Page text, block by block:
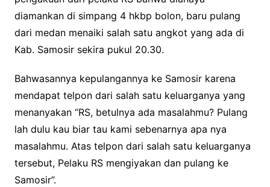
diamankan di simpang 4 hkbp bolon, baru pulang
dari medan menaiki salah satu angkot yang ada di
Kab. Samosir sekira pukul 20.30.
Bahwasannya kepulangannya ke Samosir karena
mendapat telpon dari salah satu keluarganya yang
menanyakan “RS, betulnya ada masalahmu? Pulang
lah dulu kau biar tau kami sebenarnya apa nya
masalahmu. Atas telpon dari salah satu keluarganya
tersebut, Pelaku RS mengiyakan dan pulang ke
Samosir”.